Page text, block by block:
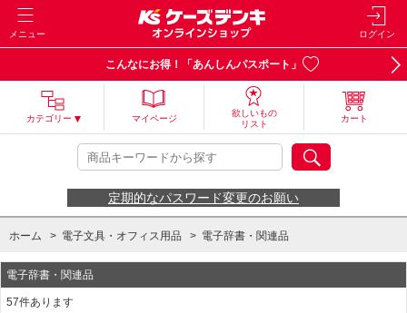
メニュー ログイン
こんなにお得！「あんしんパスポート」
カテゴリー マイページ
欲しいもの
リスト
カート
定期的なパスワード変更のお願い
ホーム > 電子文具・オフィス用品 > 電子辞書・関連品
電子辞書・関連品
57件あります